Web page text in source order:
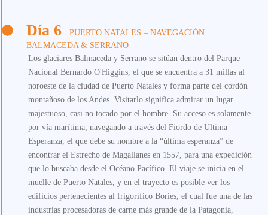
Día 6
PUERTO NATALES – NAVEGACIÓN
BALMACEDA & SERRANO
Los glaciares Balmaceda y Serrano se sitúan dentro del Parque
Nacional Bernardo O'Higgins, el que se encuentra a 31 millas al
noroeste de la ciudad de Puerto Natales y forma parte del cordón
montañoso de los Andes. Visitarlo significa admirar un lugar
majestuoso, casi no tocado por el hombre. Su acceso es solamente
por vía marítima, navegando a través del Fiordo de Ultima
Esperanza, el que debe su nombre a la “última esperanza” de
encontrar el Estrecho de Magallanes en 1557, para una expedición
que lo buscaba desde el Océano Pacífico. El viaje se inicia en el
muelle de Puerto Natales, y en el trayecto es posible ver los
edificios pertenecientes al frigorífico Bories, el cual fue una de las
industrias procesadoras de carne más grande de la Patagonia,